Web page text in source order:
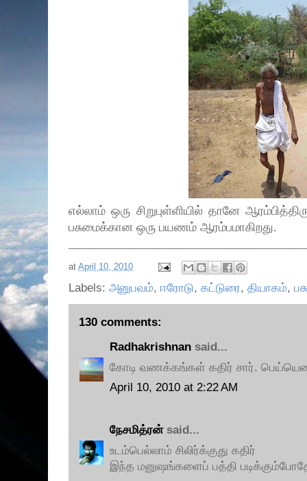
எல்லாம் ஒரு சிறுபுள்ளியில் தானே
பசுமைக்கான ஒரு பயணம் ஆரம்பமாகிறது.
at April 10, 2010
Labels: அனுபவம், ஈரோடு, கட்டுரை, தியாகம்,
130 comments:
Radhakrishnan said...
கோடி வணக்கங்கள் கதிர் சார்.
April 10, 2010 at 2:22 AM
நேசமித்ரன்said...
உடம்பெல்லாம் சிலிர்க்குது கதிர்
இந்த மனுஷங்களைப் பத்தி